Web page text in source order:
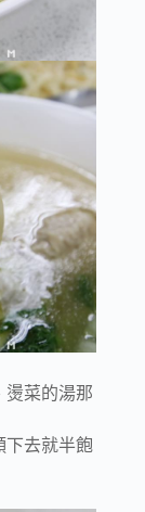
燙菜的湯那
下去就半飽